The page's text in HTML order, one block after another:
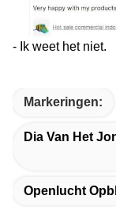
- Ik weet het niet.
Markeringen:
Dia Van Het
Openlucht